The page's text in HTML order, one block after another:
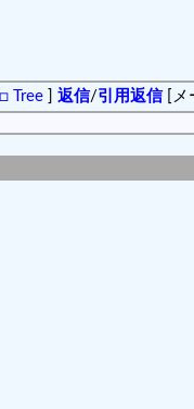
□ Tree] 返信/引用返信[メ